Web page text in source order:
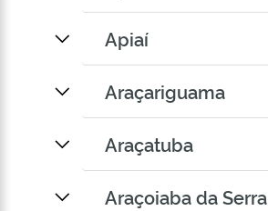
Apiaí
Araçariguama
Araçatuba
Araçoiaba da Serra